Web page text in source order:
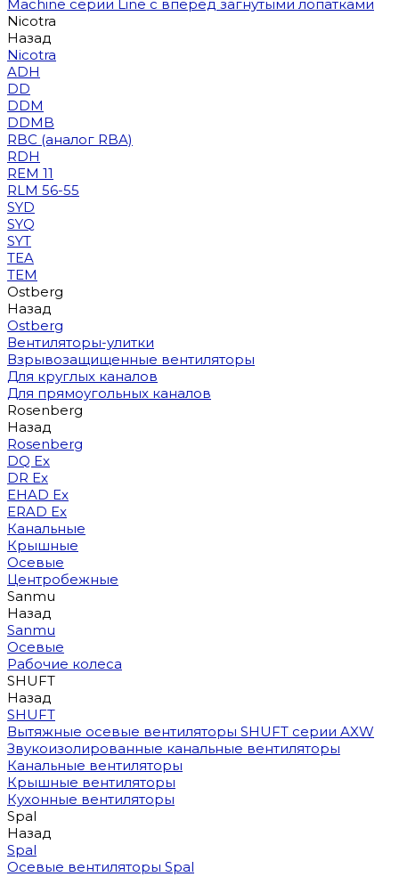
Machine серии Line с вперед загнутыми лопатками
Nicotra
Назад
Nicotra
ADH
DD
DDM
DDMB
RBC (аналог RBA)
RDH
REM 11
RLM 56-55
SYD
SYQ
SYT
TEA
TEM
Ostberg
Назад
Ostberg
Вентиляторы-улитки
Взрывозащищенные вентиляторы
Для круглых каналов
Для прямоугольных каналов
Rosenberg
Назад
Rosenberg
DQ Ex
DR Ex
EHAD Ex
ERAD Ex
Канальные
Крышные
Осевые
Центробежные
Sanmu
Назад
Sanmu
Осевые
Рабочие колеса
SHUFT
Назад
SHUFT
Вытяжные осевые вентиляторы SHUFT серии AXW
Звукоизолированные канальные вентиляторы
Канальные вентиляторы
Крышные вентиляторы
Кухонные вентиляторы
Spal
Назад
Spal
Осевые вентиляторы Spal